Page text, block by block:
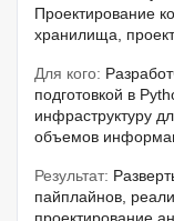
Проектирование
хранилища,
Для кого:
подготовкой в
инфраструктуру
объемов
Результат:
пайплайнов,